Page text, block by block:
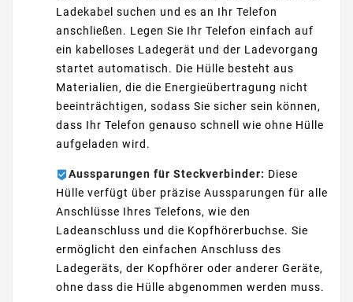
Ladekabel suchen und es an Ihr Telefon
anschließen. Legen Sie Ihr Telefon einfach auf
ein kabelloses Ladegerät und der Ladevorgang
startet automatisch. Die Hülle besteht aus
Materialien, die die Energieübertragung nicht
beeinträchtigen, sodass Sie sicher sein können,
dass Ihr Telefon genauso schnell wie ohne Hülle
aufgeladen wird.
Aussparungen für Steckverbinder: Diese
Hülle verfügt über präzise Aussparungen für alle
Anschlüsse Ihres Telefons, wie den
Ladeanschluss und die Kopfhörerbuchse. Sie
ermöglicht den einfachen Anschluss des
Ladegeräts, der Kopfhörer oder anderer Geräte,
ohne dass die Hülle abgenommen werden muss.